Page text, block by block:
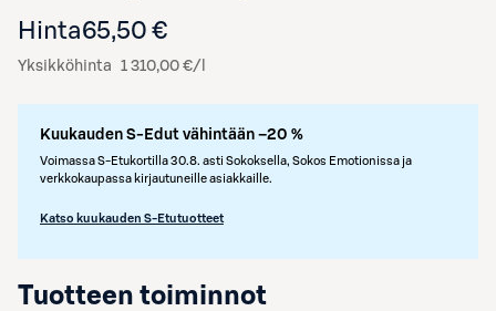
Hinta65,50 €
Yksikköhinta 1 310,00 €/l
Kuukauden S-Edut vähintään –20 %
Voimassa S-Etukortilla 30.8. asti Sokoksella, Sokos Emotionissa ja
verkkokaupassa kirjautuneille asiakkaille.
Katso kuukauden S-Etutuotteet
Tuotteen toiminnot